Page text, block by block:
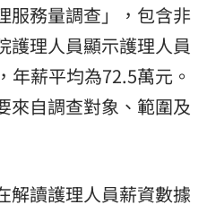
服務量調查」，包含非
護理人員顯示護理人員
年薪平均為72.5萬元。
來自調查對象、範圍及
解讀護理人員薪資數據